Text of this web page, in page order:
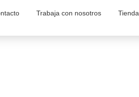
Trabaja con nosotros Tienda